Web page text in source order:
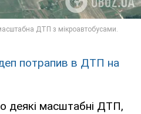
потрапив в ДТП на
деякі масштабні ДТП,